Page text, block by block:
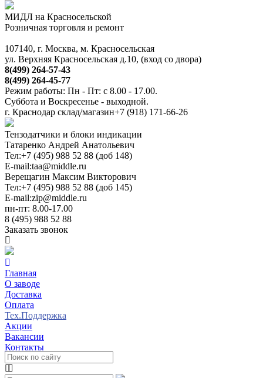
МИДЛ на Красносельской
Розничная торговля и ремонт
107140, г. Москва, м. Красносельская
ул. Верхняя Красносельская д.10, (вход со двора)
8(499) 264-57-43
8(499) 264-45-77
Режим работы: Пн - Пт: с 8.00 - 17.00.
Суббота и Воскресенье - выходной.
г. Краснодар склад/магазин+7 (918) 171-66-26
Тензодатчики и блоки индикации
Татаренко Андрей Анатольевич
Тел:+7 (495) 988 52 88 (доб 148)
E-mail:taa@middle.ru
Верещагин Максим Викторович
Тел:+7 (495) 988 52 88 (доб 145)
E-mail:zip@middle.ru
пн-пт: 8.00-17.00
8 (495) 988 52 88
Заказать звонок
Главная
О заводе
Доставка
Оплата
Тех.Поддержка
Акции
Вакансии
Контакты